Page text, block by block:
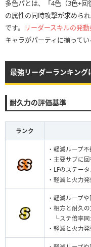
多色パとは、「4色（3色+
の属性の同時攻撃が求めら
です。
リーダースキルの発
キャラがパーティに揃ってい
最強リーダーランキング
耐久力の評価基準
ランク
・軽減ループ
・主要サブに
・LFのステー
・軽減と火力
・軽減ループ
・相方と耐久
└ステ倍率同
・軽減と火力